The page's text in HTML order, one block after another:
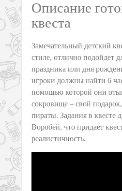
Описание
квеста
Замечательный детский
стиле, отлично подойдет
праздника или дня
игроки должны найти 6
помощью которой они
сокровище – свой
пираты. Задания в квесте
Воробей, что придает
реалистичность.